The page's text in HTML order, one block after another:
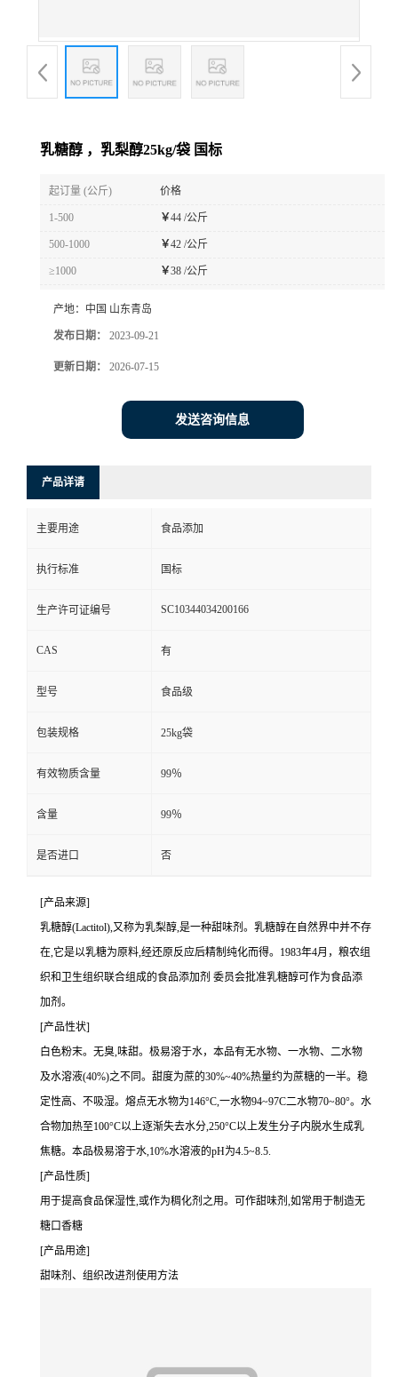
乳糖醇 ，乳梨醇25kg/袋 国标
起订量 (公斤) 价格
1-500 ￥44 /公斤
500-1000 ￥42 /公斤
≥1000 ￥38 /公斤
产地： 中国 山东青岛
发布日期： 2023-09-21
更新日期： 2026-07-15
发送咨询信息
产品详请
主要用途 食品添加
执行标准 国标
生产许可证编号 SC10344034200166
CAS 有
型号 食品级
包装规格 25kg袋
有效物质含量 99％
含量 99％
是否进口 否
[产品来源]
乳糖醇(Lactitol),又称为乳梨醇,是一种甜味剂。乳糖醇在自然界中并不存
在,它是以乳糖为原料,经还原反应后精制纯化而得。1983年4月，粮农组
织和卫生组织联合组成的食品添加剂 委员会批准乳糖醇可作为食品添
加剂。
[产品性状]
白色粉末。无臭,味甜。极易溶于水，本品有无水物、一水物、二水物
及水溶液(40%)之不同。甜度为蔗的30%~40%热量约为蔗糖的一半。稳
定性高、不吸湿。熔点无水物为146°C,一水物94~97C二水物70~80°。水
合物加热至100°C以上逐渐失去水分,250°C以上发生分子内脱水生成乳
焦糖。本品极易溶于水,10%水溶液的pH为4.5~8.5.
[产品性质]
用于提高食品保湿性,或作为稠化剂之用。可作甜味剂,如常用于制造无
糖口香糖
[产品用途]
甜味剂、组织改进剂使用方法